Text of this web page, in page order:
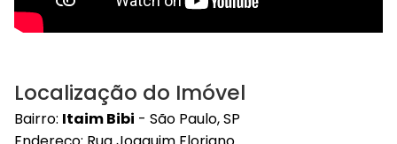
Localização do Imóvel
Bairro: Itaim Bibi - São Paulo, SP